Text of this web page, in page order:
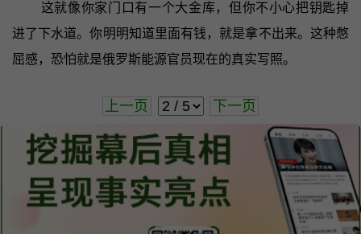
这就像你家门口有一个大金库，但你不小心把钥匙掉
进了下水道。你明明知道里面有钱，就是拿不出来。这种憋
屈感，恐怕就是俄罗斯能源官员现在的真实写照。
上一页 下一页